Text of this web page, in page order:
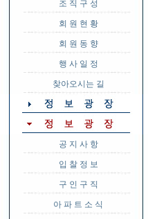
조 직 구 성
회 원 현 황
회 원 동 향
행 사 일 정
찾아오시는 길
공 지 사 항
입 찰 정 보
구 인 구 직
아 파 트 소 식